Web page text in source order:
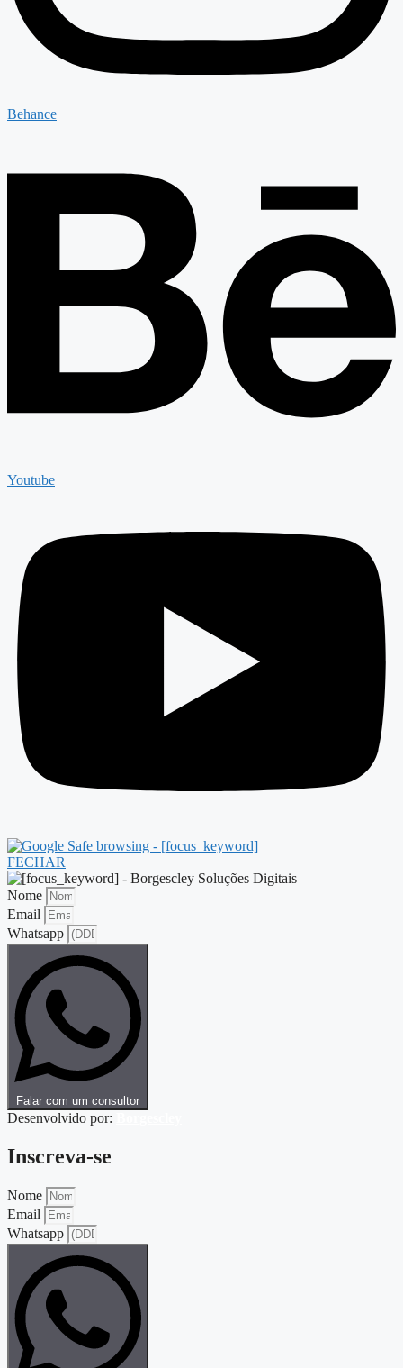
Behance
Youtube
FECHAR
Nome
Email
Whatsapp
Falar com um consultor
Desenvolvido por:
Inscreva-se
Nome
Email
Whatsapp